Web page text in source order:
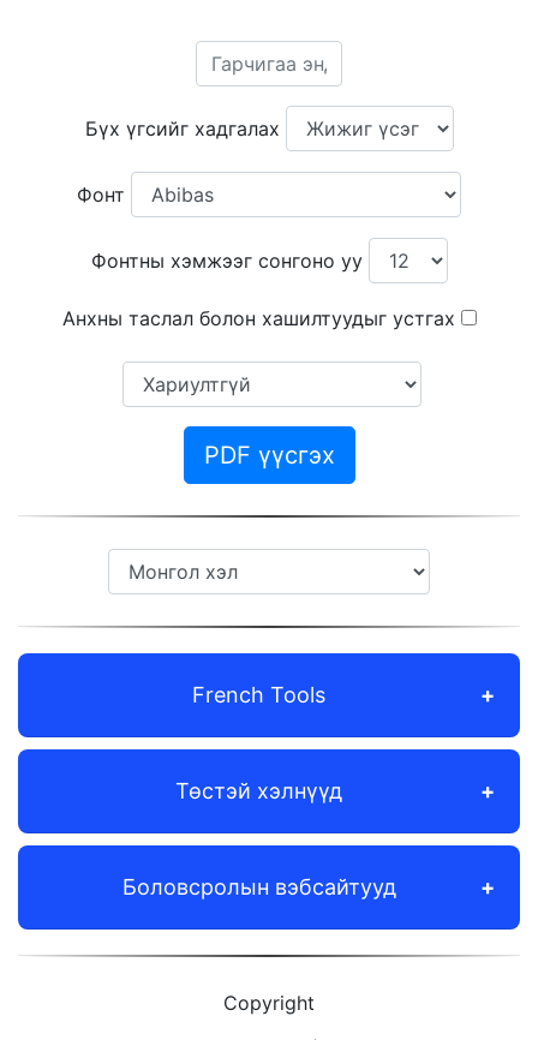
Бүх үгсийг хадгалах
Фонт
Фонтны хэмжээг сонгоно уу
Анхны таслал болон хашилтуудыг устгах
PDF үүсгэх
French Tools
Төстэй хэлнүүд
Боловсролын вэбсайтууд
Copyright